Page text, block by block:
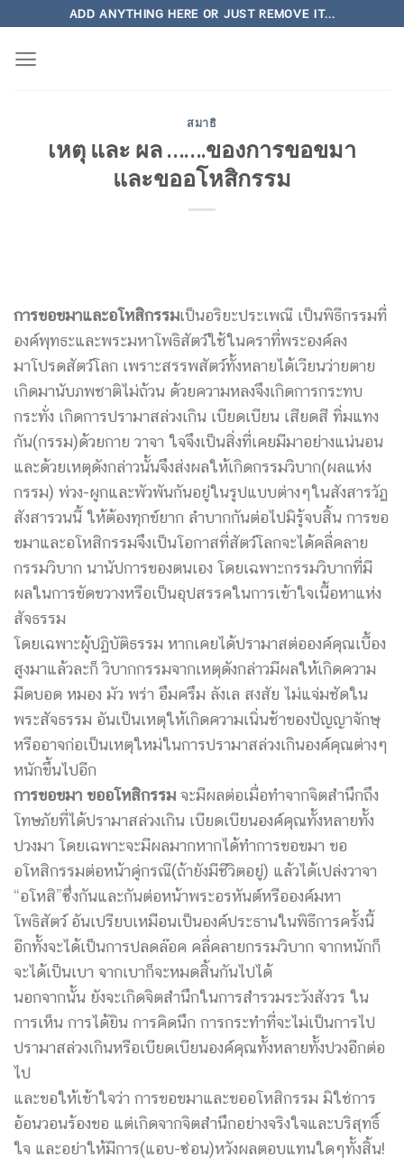
content
ADD ANYTHING HERE OR JUST REMOVE IT...
สมาธิ
เหตุ และ ผล …….ของการขอขมา
และขออโหสิกรรม
การขอขมาและอโหสิกรรมเป็นอริยะประเพณี เป็นพิธีกรรมที่
องค์พุทธะและพระมหาโพธิสัตว์ใช้ในคราที่พระองค์ลง
มาโปรดสัตว์โลก เพราะสรรพสัตว์ทั้งหลายได้เวียนว่ายตาย
เกิดมานับภพชาติไม่ถ้วน ด้วยความหลงจึงเกิดการกระทบ
กระทั่ง เกิดการปรามาสล่วงเกิน เบียดเบียน เสียดสี ทิ่มแทง
กัน(กรรม)ด้วยกาย วาจา ใจจึงเป็นสิ่งที่เคยมีมาอย่างแน่นอน
และด้วยเหตุดังกล่าวนั้นจึงส่งผลให้เกิดกรรมวิบาก(ผลแห่ง
กรรม) พ่วง-ผูกและพัวพันกันอยู่ในรูปแบบต่างๆในสังสารวัฏ
สังสารวนนี้ ให้ต้องทุกข์ยาก ลำบากกันต่อไปมิรู้จบสิ้น การขอ
ขมาและอโหสิกรรมจึงเป็นโอกาสที่สัตว์โลกจะได้คลี่คลาย
กรรมวิบาก นานัปการของตนเอง โดยเฉพาะกรรมวิบากที่มี
ผลในการขัดขวางหรือเป็นอุปสรรคในการเข้าใจเนื้อหาแห่ง
สัจธรรม
โดยเฉพาะผู้ปฏิบัติธรรม หากเคยได้ปรามาสต่อองค์คุณเบื้อง
สูงมาแล้วละก็ วิบากกรรมจากเหตุดังกล่าวมีผลให้เกิดความ
มืดบอด หมอง มัว พร่า อึมครึม ลังเล สงสัย ไม่แจ่มชัดใน
พระสัจธรรม อันเป็นเหตุให้เกิดความเนิ่นช้าของปัญญาจักษุ
หรืออาจก่อเป็นเหตุใหม่ในการปรามาสล่วงเกินองค์คุณต่างๆ
หนักขึ้นไปอีก
การขอขมา ขออโหสิกรรม จะมีผลต่อเมื่อทำจากจิตสำนึกถึง
โทษภัยที่ได้ปรามาสล่วงเกิน เบียดเบียนองค์คุณทั้งหลายทั้ง
ปวงมา โดยเฉพาะจะมีผลมากหากได้ทำการขอขมา ขอ
อโหสิกรรมต่อหน้าคู่กรณี(ถ้ายังมีชีวิตอยู่) แล้วได้เปล่งวาจา
“อโหสิ”ซึ่งกันและกันต่อหน้าพระอรหันต์หรือองค์มหา
โพธิสัตว์ อันเปรียบเหมือนเป็นองค์ประธานในพิธีการครั้งนี้
อีกทั้งจะได้เป็นการปลดล๊อค คลี่คลายกรรมวิบาก จากหนักก็
จะได้เป็นเบา จากเบาก็จะหมดสิ้นกันไปได้
นอกจากนั้น ยังจะเกิดจิตสำนึกในการสำรวมระวังสังวร ใน
การเห็น การได้ยิน การคิดนึก การกระทำที่จะไม่เป็นการไป
ปรามาสล่วงเกินหรือเบียดเบียนองค์คุณทั้งหลายทั้งปวงอีกต่อ
ไป
และขอให้เข้าใจว่า การขอขมาและขออโหสิกรรม มิใช่การ
อ้อนวอนร้องขอ แต่เกิดจากจิตสำนึกอย่างจริงใจและบริสุทธิ์
ใจ และอย่าให้มีการ(แอบ-ซ่อน)หวังผลตอบแทนใดๆทั้งสิ้น!